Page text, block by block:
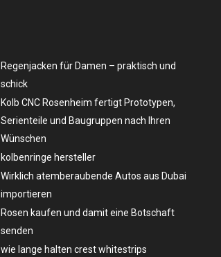
Regenjacken für Damen – praktisch und
schick
Kolb CNC Rosenheim fertigt Prototypen,
Serienteile und Baugruppen nach Ihren
Wünschen
kolbenringe hersteller
Wirklich atemberaubende Autos aus Dubai
importieren
Rosen kaufen und damit eine Botschaft
senden
wie lange halten crest whitestrips